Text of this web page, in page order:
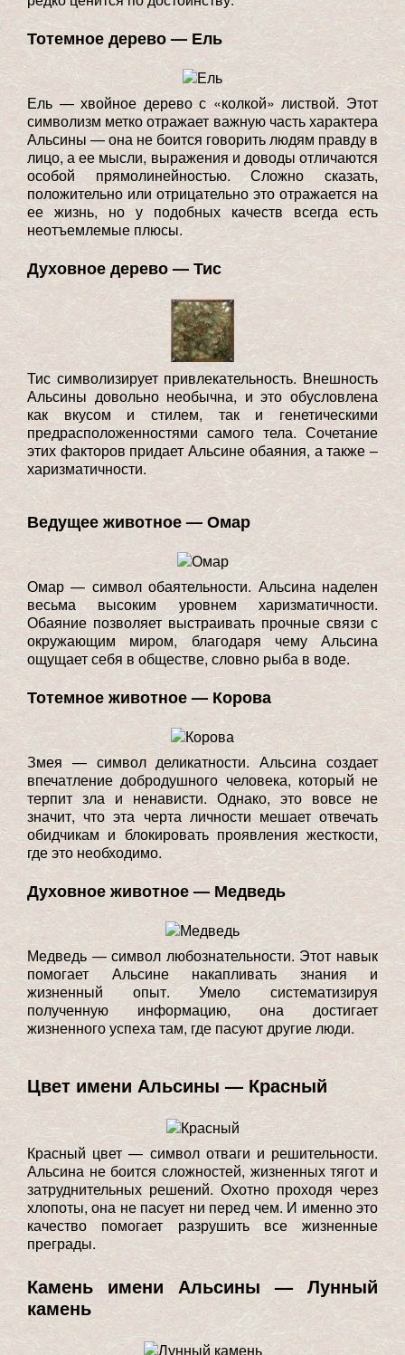
Тотемное дерево — Ель
Ель — хвойное дерево с «колкой» листвой. Этот
символизм метко отражает важную часть характера
Альсины — она не боится говорить людям правду в
лицо, а ее мысли, выражения и доводы отличаются
особой прямолинейностью. Сложно сказать,
положительно или отрицательно это отражается на
ее жизнь, но у подобных качеств всегда есть
неотъемлемые плюсы.
Духовное дерево — Тис
Тис символизирует привлекательность. Внешность
Альсины довольно необычна, и это обусловлена
как вкусом и стилем, так и генетическими
предрасположенностями самого тела. Сочетание
этих факторов придает Альсине обаяния, а также –
харизматичности.
Ведущее животное — Омар
Омар — символ обаятельности. Альсина наделен
весьма высоким уровнем харизматичности.
Обаяние позволяет выстраивать прочные связи с
окружающим миром, благодаря чему Альсина
ощущает себя в обществе, словно рыба в воде.
Тотемное животное — Корова
Змея — символ деликатности. Альсина создает
впечатление добродушного человека, который не
терпит зла и ненависти. Однако, это вовсе не
значит, что эта черта личности мешает отвечать
обидчикам и блокировать проявления жесткости,
где это необходимо.
Духовное животное — Медведь
Медведь — символ любознательности. Этот навык
помогает Альсине накапливать знания и
жизненный опыт. Умело систематизируя
полученную информацию, она достигает
жизненного успеха там, где пасуют другие люди.
Цвет имени Альсины — Красный
Красный цвет — символ отваги и решительности.
Альсина не боится сложностей, жизненных тягот и
затруднительных решений. Охотно проходя через
хлопоты, она не пасует ни перед чем. И именно это
качество помогает разрушить все жизненные
преграды.
Камень имени Альсины — Лунный
камень